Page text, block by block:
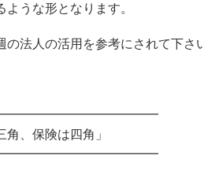
ような形となります。
の法人の活用を参考にされて下さ
角、保険は四角」